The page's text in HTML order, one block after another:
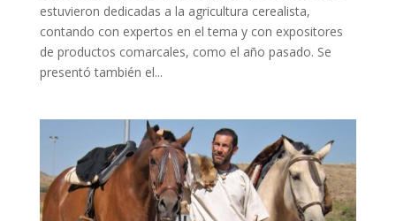
estuvieron dedicadas a la agricultura cerealista,
contando con expertos en el tema y con expositores
de productos comarcales, como el año pasado. Se
presentó también el...